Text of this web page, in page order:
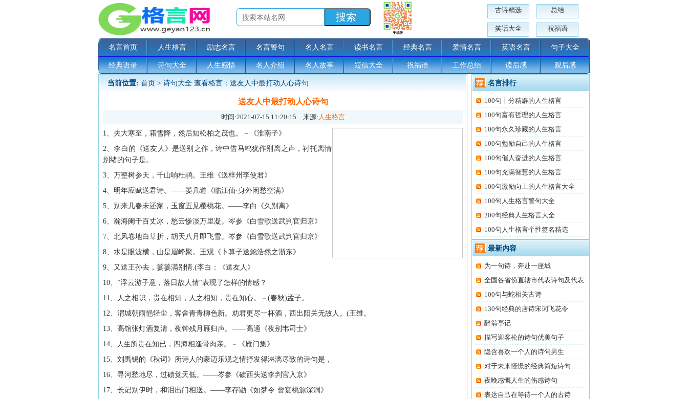
古诗精选 总结
笑话大全 祝福语
名言首页 人生格言 励志名言 名言警句 名人名言 读书名言 经典名言 爱情名言 英语名言 句子大全
经典语录 诗句大全 人生感悟 名人介绍 名人故事 短信大全 祝福语 工作总结 读后感 观后感
当前位置: 首页 > 诗句大全 查看格言：送友人中最打动人心诗句
送友人中最打动人心诗句
时间:2021-07-15 11:20:15 来源: 人生格言
1、夫大寒至，霜雪降，然后知松柏之茂也。－《淮南子》
2、李白的《送友人》是送别之作，诗中借马鸣犹作别离之声，衬托离情
别绪的句子是。
3、万壑树参天，千山响杜鹃。王维《送梓州李使君》
4、明年应赋送君诗。——晏几道《临江仙·身外闲愁空满》
5、别来几春未还家，玉窗五见樱桃花。——李白《久别离》
6、瀚海阑干百丈冰，愁云惨淡万里凝。岑参《白雪歌送武判官归京》
7、北风卷地白草折，胡天八月即飞雪。岑参《白雪歌送武判官归京》
8、水是眼波横，山是眉峰聚。王观《卜算子送鲍浩然之浙东》
9、又送王孙去，萋萋满别情.(李白：《送友人》
10、“浮云游子意，落日故人情“表现了怎样的情感？
11、人之相识，贵在相知，人之相知，贵在知心。－(春秋)孟子。
12、渭城朝雨悒轻尘，客舍青青柳色新。劝君更尽一杯酒，西出阳关无故人。(王维。
13、高馆张灯酒复清，夜钟残月雁归声。——高適《夜别韦司士》
14、
人生所贵在知已，四海相逢骨肉亲。－《雁门集》
15、刘禹锡的《秋词》所诗人的豪迈乐观之情抒发得淋漓尽致的诗句是，
16、寻河愁地尽，过碛觉天低。——岑参《碛西头送李判官入京》
17、长记别伊时，和泪出门相送。——李存勖《如梦令·曾宴桃源深洞》
名言排行
100句十分精辟的人生格言
100句富有哲理的人生格言
100句永久珍藏的人生格言
100句勉励自己的人生格言
100句催人奋进的人生格言
100句充满智慧的人生格言
100句激励向上的人生格言大全
100句人生格言警句大全
200句经典人生格言大全
100句人生格言个性签名精选
最新内容
为一句诗，奔赴一座城
全国各省份直辖市代表诗句及代表
100句与蛇相关古诗
130句经典的唐诗宋词飞花令
醉翁亭记
描写迎客松的诗句优美句子
隐含喜欢一个人的诗句男生
对于未来憧憬的经典简短诗句
夜晚感慨人生的伤感诗句
表达自己在等待一个人的古诗